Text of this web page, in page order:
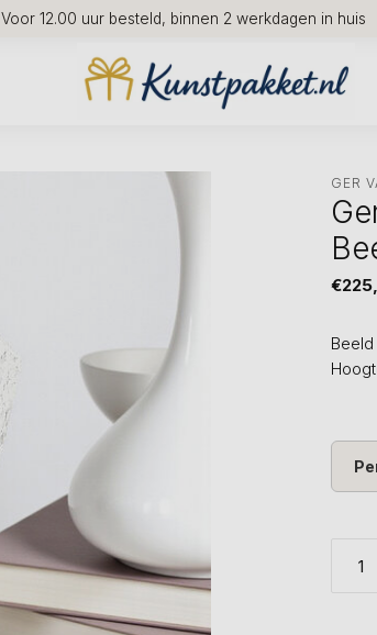
Voor 12.00 uur besteld, binnen 2 werkdagen in huis
GER